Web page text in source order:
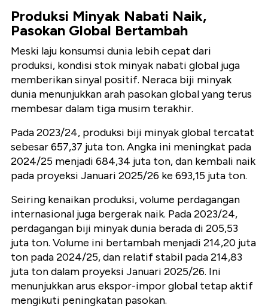
Produksi Minyak Nabati Naik,
Pasokan Global Bertambah
Meski laju konsumsi dunia lebih cepat dari
produksi, kondisi stok minyak nabati global juga
memberikan sinyal positif. Neraca biji minyak
dunia menunjukkan arah pasokan global yang terus
membesar dalam tiga musim terakhir.
Pada 2023/24, produksi biji minyak global tercatat
sebesar657,37 juta ton. Angka ini meningkat pada
2024/25 menjadi 684,34 juta ton, dan kembali naik
pada proyeksi Januari 2025/26 ke 693,15 juta ton.
Seiring kenaikan produksi, volume perdagangan
internasional juga bergerak naik. Pada 2023/24,
perdagangan biji minyak dunia berada di 205,53
juta ton. Volume ini bertambah menjadi 214,20 juta
ton pada 2024/25, dan relatif stabil pada214,83
juta tondalam proyeksi Januari 2025/26. Ini
menunjukkan arus ekspor-impor global tetap aktif
mengikuti peningkatan pasokan.